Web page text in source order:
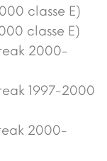
classe E)
classe E)
2000-
1997-2000
2000-